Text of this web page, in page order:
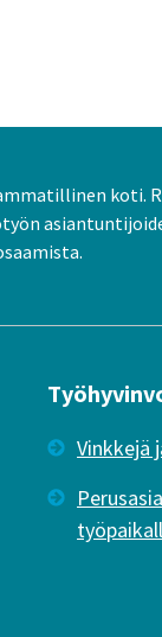
koti.
Vinkkejä